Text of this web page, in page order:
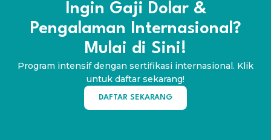
Ingin Gaji Dolar &
Pengalaman Internasional?
Mulai di Sini!
Program intensif dengan sertifikasi internasional. Klik
untuk daftar sekarang!
DAFTAR SEKARANG